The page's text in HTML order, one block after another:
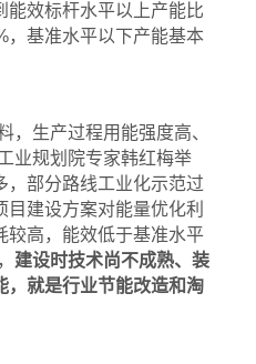
能效标杆水平以上产能比
，基准水平以下产能基本
，生产过程用能强度高、
业规划院专家韩红梅举
，部分路线工业化示范过
建设方案对能量优化利
较高，能效低于基准水平
建设时技术尚不成熟、装
，就是行业节能改造和淘